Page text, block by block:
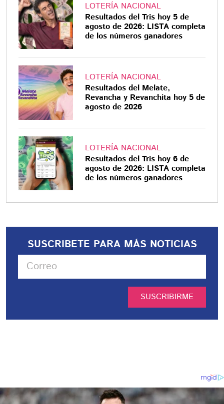
LOTERÍA NACIONAL
Resultados del Tris hoy 5 de
agosto de 2026: LISTA completa
de los números ganadores
LOTERÍA NACIONAL
Resultados del Melate,
Revancha y Revanchita hoy 5 de
agosto de 2026
LOTERÍA NACIONAL
Resultados del Tris hoy 6 de
agosto de 2026: LISTA completa
de los números ganadores
SUSCRIBETE PARA MÁS NOTICIAS
SUSCRIBIRME